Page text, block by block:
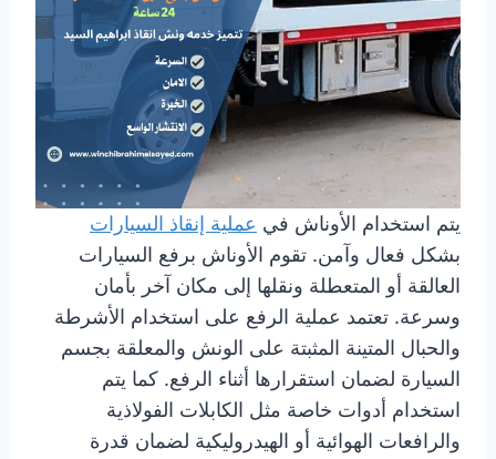
يتم استخدام الأوناش في عملية إنقاذ السيارات
بشكل فعال وآمن. تقوم الأوناش برفع السيارات
العالقة أو المتعطلة ونقلها إلى مكان آخر بأمان
وسرعة. تعتمد عملية الرفع على استخدام الأشرطة
والحبال المتينة المثبتة على الونش والمعلقة بجسم
السيارة لضمان استقرارها أثناء الرفع. كما يتم
استخدام أدوات خاصة مثل الكابلات الفولاذية
والرافعات الهوائية أو الهيدروليكية لضمان قدرة